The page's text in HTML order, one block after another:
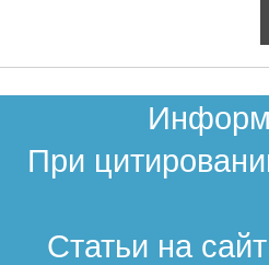
При
Статьи на